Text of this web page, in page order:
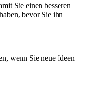
Sie einen besseren
bevor Sie ihn
wenn Sie neue Ideen